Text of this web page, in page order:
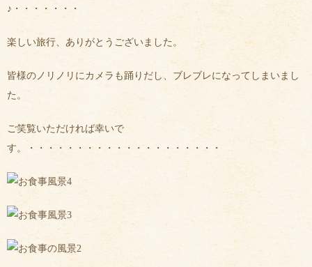
♪・・・・・・・
楽しい旅行、ありがとうございました。
皆様のノリノリにカメラも踊りだし、ブレブレになってしまいまし
た。
ご笑覧いただければ幸いで
す。・・・・・・・・・・・・・・・・・・・・